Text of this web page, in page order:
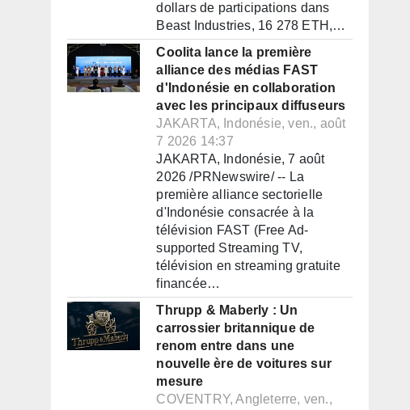
dollars de participations dans
Beast Industries, 16 278 ETH,…
Coolita lance la première
alliance des médias FAST
d'Indonésie en collaboration
avec les principaux diffuseurs
JAKARTA, Indonésie, ven., août
7 2026 14:37
JAKARTA, Indonésie, 7 août
2026 /PRNewswire/ -- La
première alliance sectorielle
d'Indonésie consacrée à la
télévision FAST (Free Ad-
supported Streaming TV,
télévision en streaming gratuite
financée…
Thrupp & Maberly : Un
carrossier britannique de
renom entre dans une
nouvelle ère de voitures sur
mesure
COVENTRY, Angleterre, ven.,